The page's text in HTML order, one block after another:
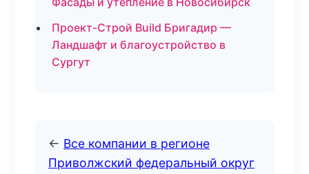
Проект-Строй Build Бригадир —
Ландшафт и благоустройство в
Сургут
← Все компании в регионе
Приволжский федеральный округ